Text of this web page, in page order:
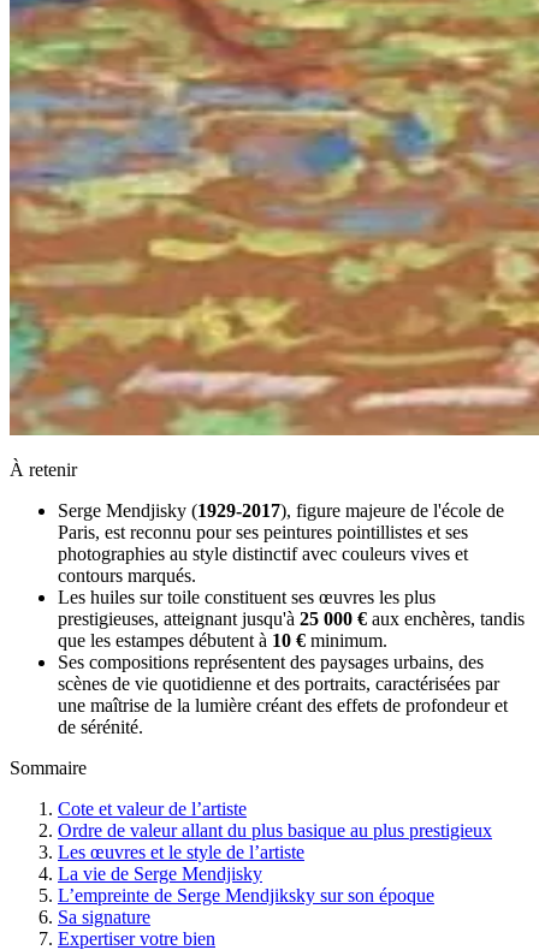
À retenir
Serge Mendjisky (1929-2017), figure majeure de l'école de
Paris, est reconnu pour ses peintures pointillistes et ses
photographies au style distinctif avec couleurs vives et
contours marqués.
Les huiles sur toile constituent ses œuvres les plus
prestigieuses, atteignant jusqu'à 25 000 € aux enchères, tandis
que les estampes débutent à 10 € minimum.
Ses compositions représentent des paysages urbains, des
scènes de vie quotidienne et des portraits, caractérisées par
une maîtrise de la lumière créant des effets de profondeur et
de sérénité.
Sommaire
Cote et valeur de l’artiste
Ordre de valeur allant du plus basique au plus prestigieux
Les œuvres et le style de l’artiste
La vie de Serge Mendjisky
L’empreinte de Serge Mendjiksky sur son époque
Sa signature
Expertiser votre bien